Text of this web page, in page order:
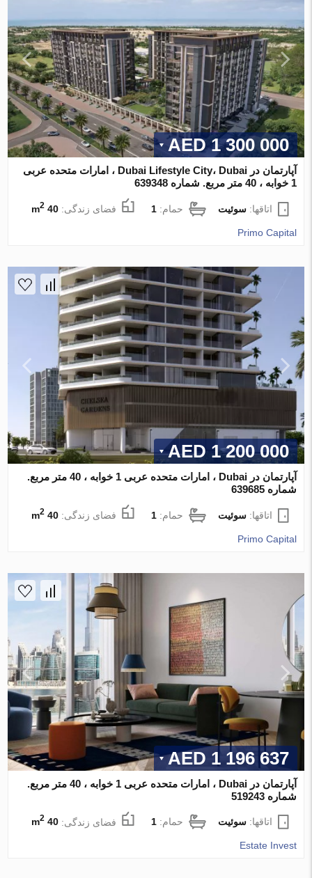
1 300 000 AED
آپارتمان در Dubai Lifestyle City، Dubai ، امارات متحده عربی
1 خوابه ، 40 متر مربع. شماره 639348
اتاقها:سوئیت حمام:1 فضای زندگی:40 m
2
Primo Capital
1 200 000 AED
آپارتمان در Dubai ، امارات متحده عربی 1 خوابه ، 40 متر مربع.
شماره 639685
اتاقها:سوئیت حمام:1 فضای زندگی:40 m
2
Primo Capital
1 196 637 AED
آپارتمان در Dubai ، امارات متحده عربی 1 خوابه ، 40 متر مربع.
شماره 519243
اتاقها:سوئیت حمام:1 فضای زندگی:40 m
2
Estate Invest